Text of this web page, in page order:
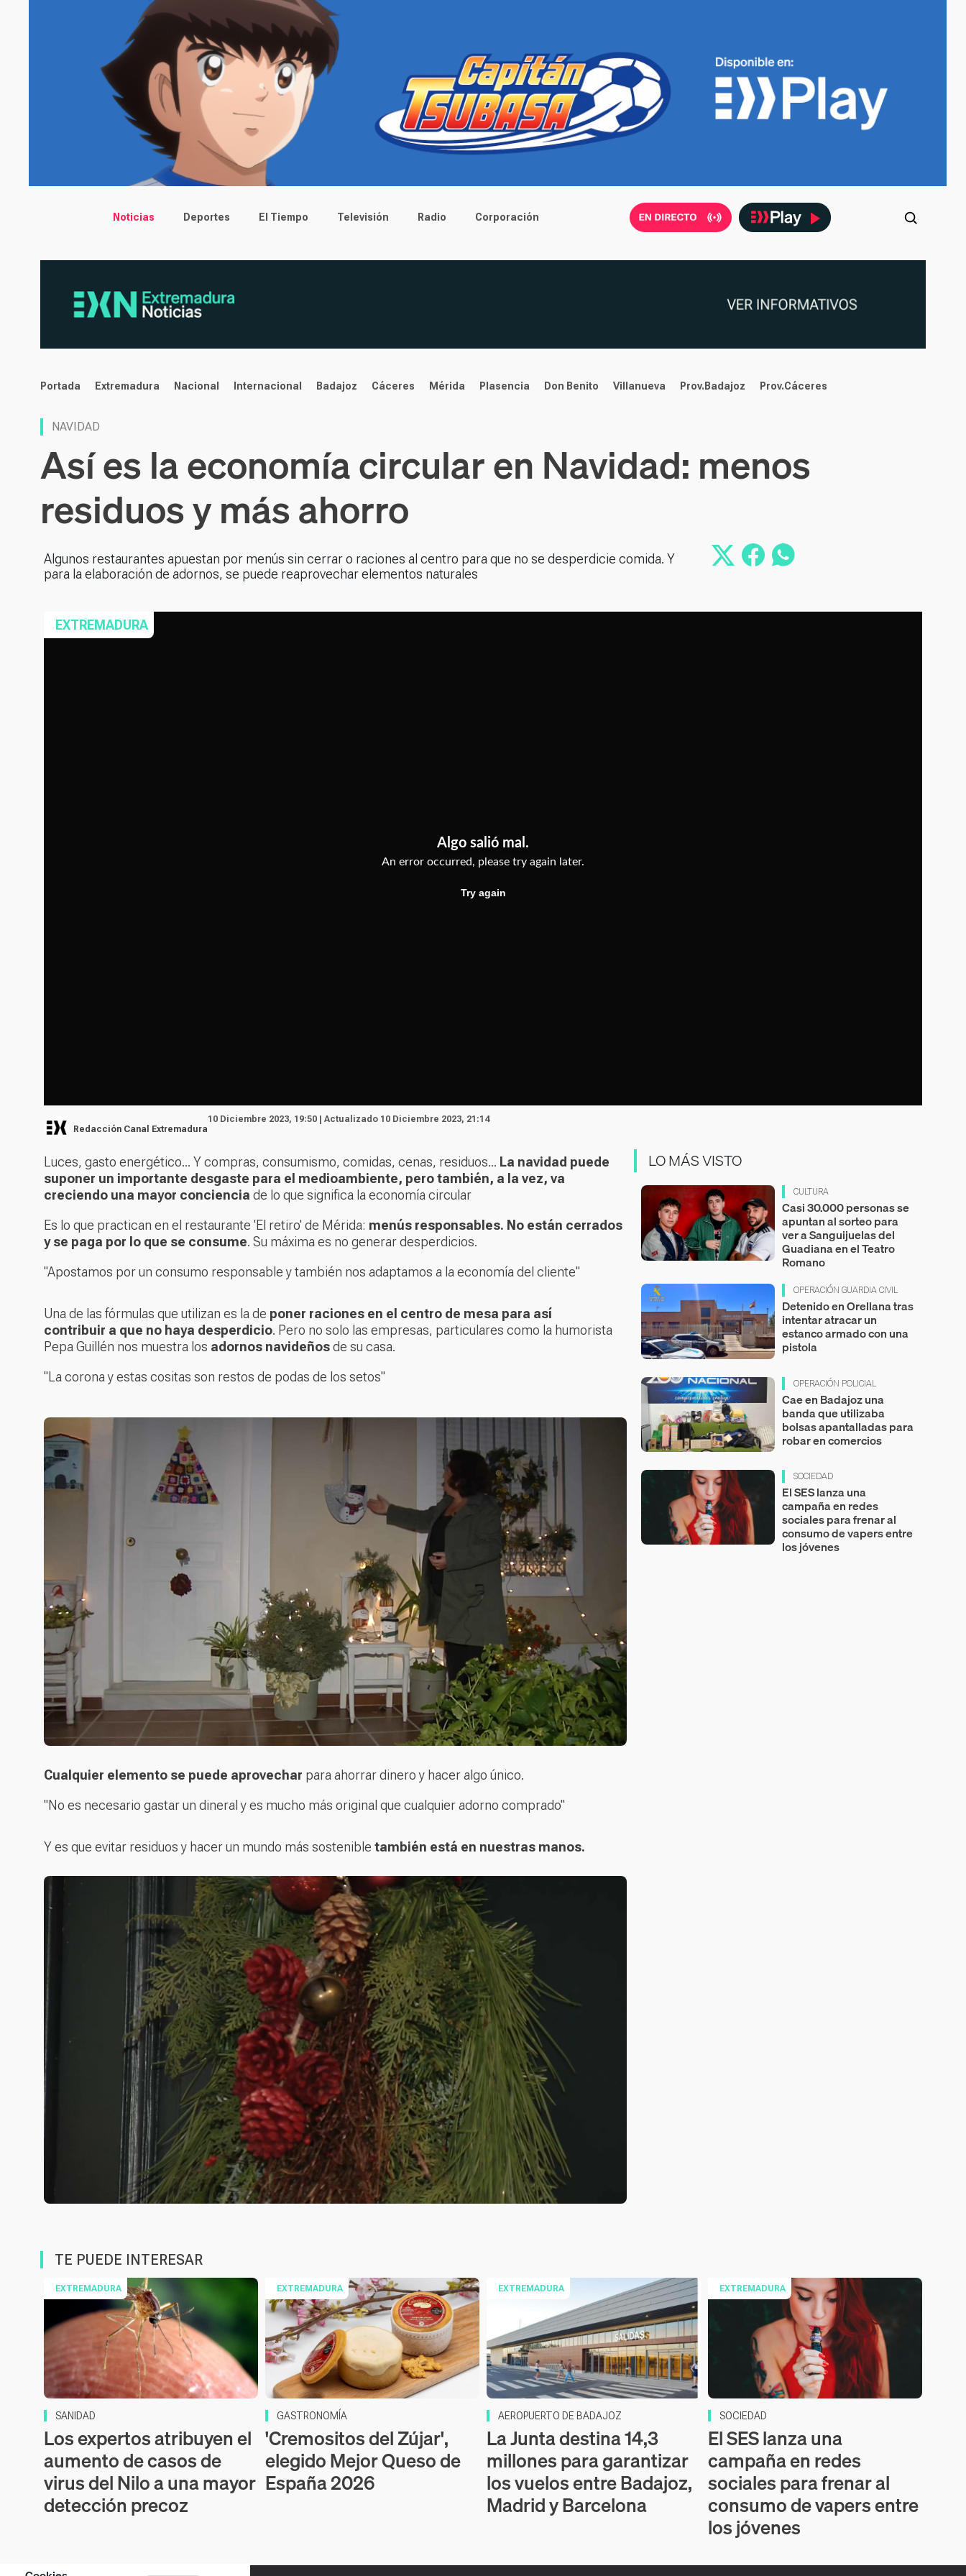
Main menu
Noticias Deportes El Tiempo Televisión Radio Corporación
noticias
Portada Extremadura Nacional Internacional Badajoz Cáceres Mérida Plasencia Don Benito Villanueva Prov.Badajoz Prov.Cáceres
NAVIDAD
Así es la economía circular en Navidad: menos
residuos y más ahorro
Algunos restaurantes apuestan por menús sin cerrar o raciones al centro para que no se desperdicie comida. Y
para la elaboración de adornos, se puede reaprovechar elementos naturales
EXTREMADURA
Redacción Canal Extremadura
10 Diciembre 2023, 19:50 | Actualizado 10 Diciembre 2023, 21:14
Luces, gasto energético... Y compras, consumismo, comidas, cenas, residuos... La navidad puede
suponer un importante desgaste para el medioambiente, pero también, a la vez, va
creciendo una mayor conciencia de lo que significa la economía circular
Es lo que practican en el restaurante 'El retiro' de Mérida: menús responsables. No están cerrados
y se paga por lo que se consume. Su máxima es no generar desperdicios.
"Apostamos por un consumo responsable y también nos adaptamos a la economía del cliente"
Una de las fórmulas que utilizan es la de poner raciones en el centro de mesa para así
contribuir a que no haya desperdicio. Pero no solo las empresas, particulares como la humorista
Pepa Guillén nos muestra los adornos navideñosde su casa.
"La corona y estas cositas son restos de podas de los setos"
Cualquier elemento se puede aprovechar para ahorrar dinero y hacer algo único.
"No es necesario gastar un dineral y es mucho más original que cualquier adorno comprado"
Y es que evitar residuos y hacer un mundo más sostenible también está en nuestras manos.
LO MÁS VISTO
CULTURA
Casi 30.000 personas se
apuntan al sorteo para
ver a Sanguijuelas del
Guadiana en el Teatro
Romano
OPERACIÓN GUARDIA CIVIL
Detenido en Orellana tras
intentar atracar un
estanco armado con una
pistola
OPERACIÓN POLICIAL
Cae en Badajoz una
banda que utilizaba
bolsas apantalladas para
robar en comercios
SOCIEDAD
El SES lanza una
campaña en redes
sociales para frenar al
consumo de vapers entre
los jóvenes
TE PUEDE INTERESAR
EXTREMADURA
SANIDAD
Los expertos atribuyen el
aumento de casos de
virus del Nilo a una mayor
detección precoz
EXTREMADURA
GASTRONOMÍA
'Cremositos del Zújar',
elegido Mejor Queso de
España 2026
EXTREMADURA
AEROPUERTO DE BADAJOZ
La Junta destina 14,3
millones para garantizar
los vuelos entre Badajoz,
Madrid y Barcelona
EXTREMADURA
SOCIEDAD
El SES lanza una
campaña en redes
sociales para frenar al
consumo de vapers entre
los jóvenes